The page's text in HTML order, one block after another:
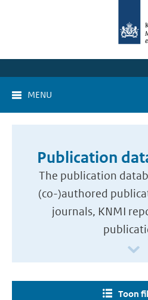
MENU
Publication
The publication
(co-)authored
journals, KNMI
Toon